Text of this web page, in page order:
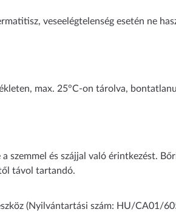
veseelégtelenség esetén ne
max. 25°C-on tárolva,
szemmel és szájjal való érintkezést.
távol tartandó.
(Nyilvántartási szám: HU/CA01/